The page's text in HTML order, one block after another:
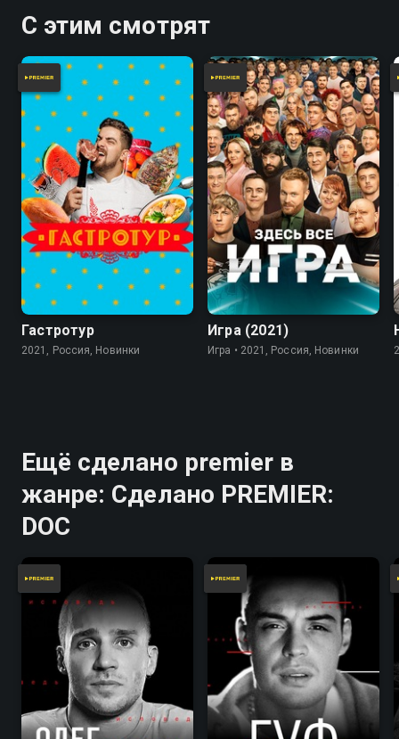
С этим смотрят
Гастротур
2021, Россия, Новинки
7.8
Игра (2021)
Игра • 2021, Россия, Новинки
Ещё сделано premier в
жанре: Сделано PREMIER:
DOC